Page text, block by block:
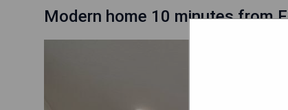
Modern home 10 minutes from